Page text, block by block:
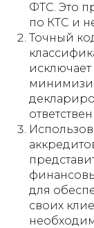
ФТС. Это
по КТС и
Точный
для
своих